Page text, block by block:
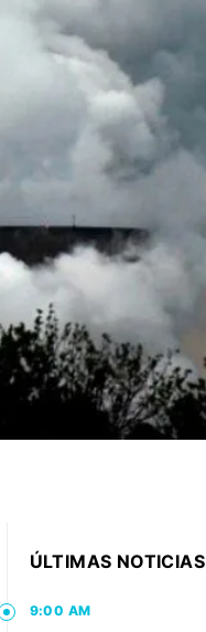
ÚLTIMAS NOTICIAS
9:00 AM